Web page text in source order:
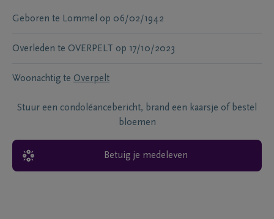
Geboren te Lommel op 06/02/1942
Overleden te OVERPELT op 17/10/2023
Woonachtig te Overpelt
Stuur een condoléancebericht, brand een kaarsje of bestel
bloemen
Betuig je medeleven